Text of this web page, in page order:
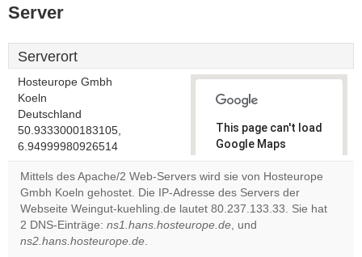
Server
Serverort
Hosteurope Gmbh
Koeln
Deutschland
50.9333000183105,
6.94999980926514
This page can't load
Google Maps
correctly.
Do you
own this
website?
OK
Mittels des Apache/2 Web-Servers wird sie von Hosteurope
Gmbh Koeln gehostet. Die IP-Adresse des Servers der
Webseite Weingut-kuehling.de lautet 80.237.133.33. Sie hat
2 DNS-Einträge: ns1.hans.hosteurope.de, und
ns2.hans.hosteurope.de.